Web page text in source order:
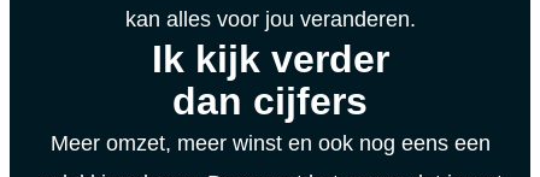
kan alles voor jou veranderen.
Ik kijk verder
dan cijfers
Meer omzet, meer winst en ook nog eens een